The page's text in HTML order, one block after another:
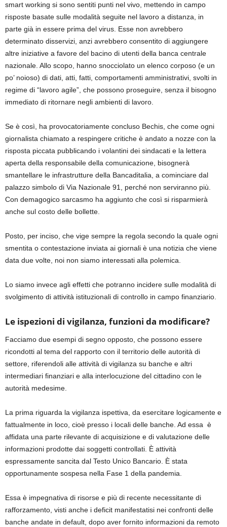
smart working si sono sentiti punti nel vivo, mettendo in campo
risposte basate sulle modalità seguite nel lavoro a distanza, in
parte già in essere prima del virus. Esse non avrebbero
determinato disservizi, anzi avrebbero consentito di aggiungere
altre iniziative a favore del bacino di utenti della banca centrale
nazionale. Allo scopo, hanno snocciolato un elenco corposo (e un
po’ noioso) di dati, atti, fatti, comportamenti amministrativi, svolti in
regime di “lavoro agile”, che possono proseguire, senza il bisogno
immediato di ritornare negli ambienti di lavoro.
Se è così, ha provocatoriamente concluso Bechis, che come ogni
giornalista chiamato a respingere critiche è andato a nozze con la
risposta piccata pubblicando i volantini dei sindacati e la lettera
aperta della responsabile della comunicazione, bisognerà
smantellare le infrastrutture della Bancaditalia, a cominciare dal
palazzo simbolo di Via Nazionale 91, perché non serviranno più.
Con demagogico sarcasmo ha aggiunto che così si risparmierà
anche sul costo delle bollette.
Posto, per inciso, che vige sempre la regola secondo la quale ogni
smentita o contestazione inviata ai giornali è una notizia che viene
data due volte, noi non siamo interessati alla polemica.
Lo siamo invece agli effetti che potranno incidere sulle modalità di
svolgimento di attività istituzionali di controllo in campo finanziario.
Le ispezioni di vigilanza, funzioni da modificare?
Facciamo due esempi di segno opposto, che possono essere
ricondotti al tema del rapporto con il territorio delle autorità di
settore, riferendoli alle attività di vigilanza su banche e altri
intermediari finanziari e alla interlocuzione del cittadino con le
autorità medesime.
La prima riguarda la vigilanza ispettiva, da esercitare logicamente e
fattualmente in loco, cioè presso i locali delle banche. Ad essa è
affidata una parte rilevante di acquisizione e di valutazione delle
informazioni prodotte dai soggetti controllati. È attività
espressamente sancita dal Testo Unico Bancario. È stata
opportunamente sospesa nella Fase 1 della pandemia.
Essa è impegnativa di risorse e più di recente necessitante di
rafforzamento, visti anche i deficit manifestatisi nei confronti delle
banche andate in default, dopo aver fornito informazioni da remoto